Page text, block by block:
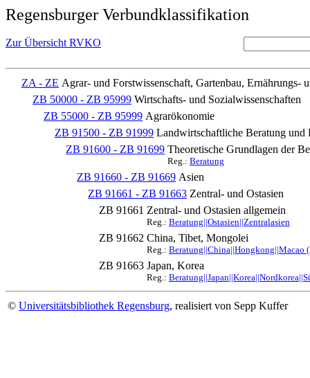
Regensburger Verbundklassifikation
Zur Übersicht RVKO
ZA - ZE Agrar- und Forstwissenschaft, Gartenbau, Ernährungs-
ZB 50000 - ZB 95999 Wirtschafts- und Sozialwissenschaften
ZB 55000 - ZB 95999 Agrarökonomie
ZB 91500 - ZB 91999 Landwirtschaftliche Beratung und
ZB 91600 - ZB 91699 Theoretische Grundlagen der
Reg.: Beratung
ZB 91660 - ZB 91669 Asien
ZB 91661 - ZB 91663 Zentral- und Ostasien
ZB 91661 Zentral- und Ostasien allgemein
Reg.: Beratung||Ostasien||Zentralasien
ZB 91662 China, Tibet, Mongolei
Reg.:
ZB 91663 Japan, Korea
Reg.:
© Universitätsbibliothek Regensburg, realisiert von Sepp Kuffer